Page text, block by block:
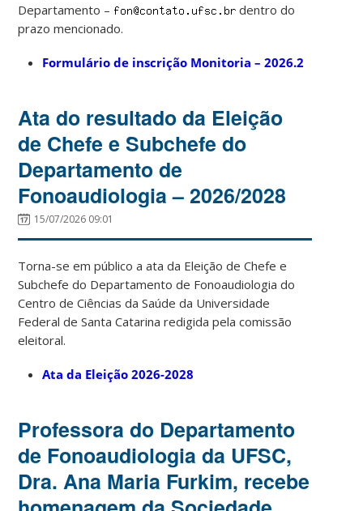
Departamento –
dentro do
prazo mencionado.
Formulário de inscrição Monitoria – 2026.2
Ata do resultado da Eleição
de Chefe e Subchefe do
Departamento de
Fonoaudiologia – 2026/2028
15/07/2026 09:01
Torna-se em público a ata da Eleição de Chefe e
Subchefe do Departamento de Fonoaudiologia do
Centro de Ciências da Saúde da Universidade
Federal de Santa Catarina redigida pela comissão
eleitoral.
Ata da Eleição 2026-2028
Professora do Departamento
de Fonoaudiologia da UFSC,
Dra. Ana Maria Furkim, recebe